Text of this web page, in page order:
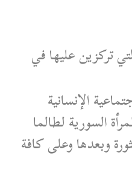
تركزين عليها في
الإنسانية
السورية لطالما
وبعدها وعلى كافة